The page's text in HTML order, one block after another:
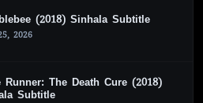
(2018) Sinhala Subtitle
2026
Runner: The Death Cure (2018)
Subtitle